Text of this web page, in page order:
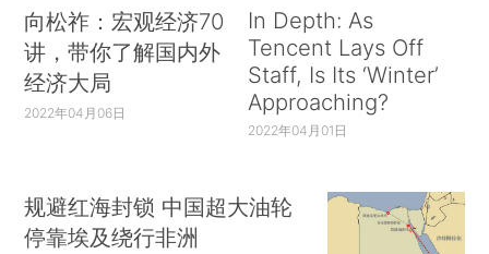
向松祚：宏观经济70
讲，带你了解国内外
经济大局
2022年04月06日
In Depth: As
Tencent Lays Off
Staff, Is Its ‘Winter’
Approaching?
2022年04月01日
规避红海封锁 中国超大油轮
停靠埃及绕行非洲